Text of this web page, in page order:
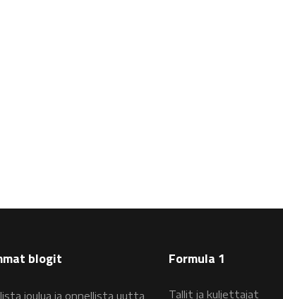
blogit
joulua ja onnellista uutta
Formula 1
Tallit ja kuljettajat